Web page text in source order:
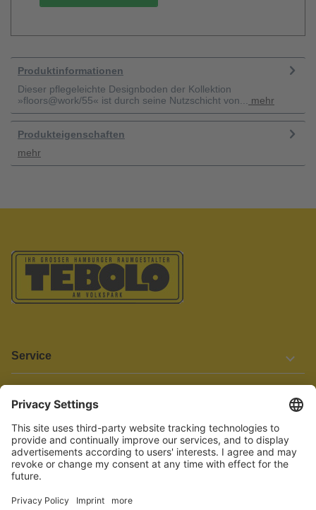
Produktinformationen
Dieser pflegeleichte Designboden der Kollektion
»floors@work/55« ist durch seine Nutzschicht von...
mehr
Produkteigenschaften
mehr
Service
Informationen
Barrierefreiheit
Wir bemühen uns, unsere Website barrierefrei zu gestalten.
Einige Inhalte und Funktionen sind derzeit jedoch noch nicht
vollständig zugänglich. Wenn Sie auf Barrieren stoßen oder Hilfe
benötigen, kontaktieren Sie uns bitte unter service[at]knutzen.de.
Vertrag widerrufen